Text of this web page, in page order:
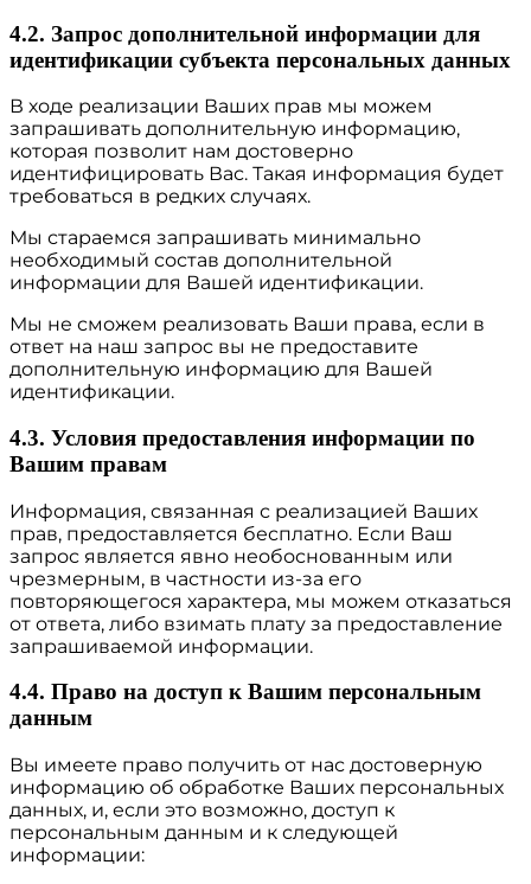
4.2. Запрос дополнительной информации для
идентификации субъекта персональных данных
В ходе реализации Ваших прав мы можем
запрашивать дополнительную информацию,
которая позволит нам достоверно
идентифицировать Вас. Такая информация будет
требоваться в редких случаях.
Мы стараемся запрашивать минимально
необходимый состав дополнительной
информации для Вашей идентификации.
Мы не сможем реализовать Ваши права, если в
ответ на наш запрос вы не предоставите
дополнительную информацию для Вашей
идентификации.
4.3. Условия предоставления информации по
Вашим правам
Информация, связанная с реализацией Ваших
прав, предоставляется бесплатно. Если Ваш
запрос является явно необоснованным или
чрезмерным, в частности из-за его
повторяющегося характера, мы можем отказаться
от ответа, либо взимать плату за предоставление
запрашиваемой информации.
4.4. Право на доступ к Вашим персональным
данным
Вы имеете право получить от нас достоверную
информацию об обработке Ваших персональных
данных, и, если это возможно, доступ к
персональным данным и к следующей
информации: